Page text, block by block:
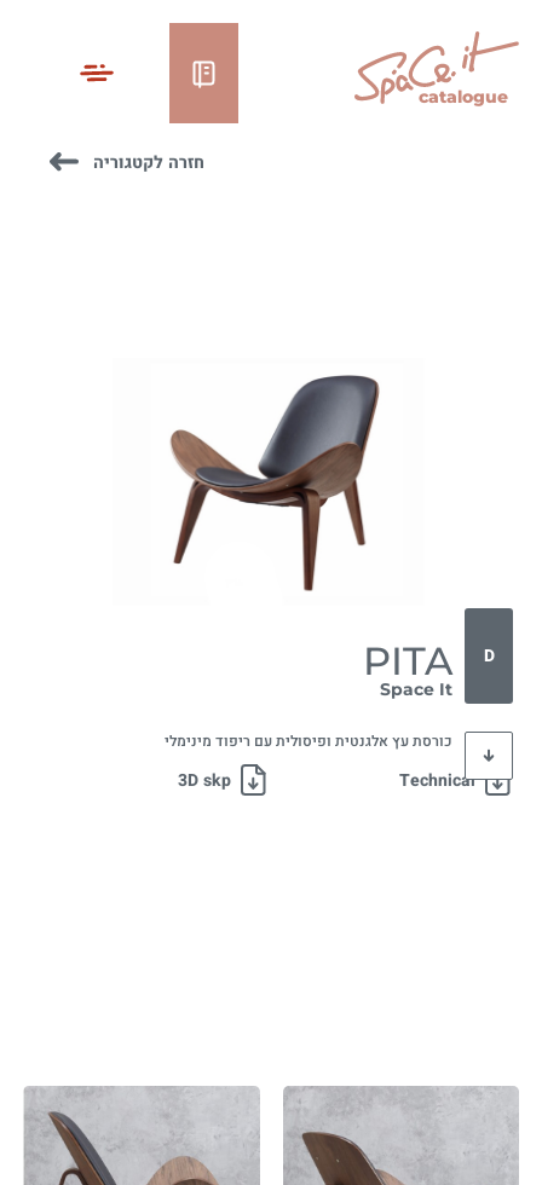
catalogue
חזרה לקטגוריה
D
PITA
Space It
כורסת עץ אלגנטית ופיסולית עם ריפוד מינימלי
Technical
3D skp